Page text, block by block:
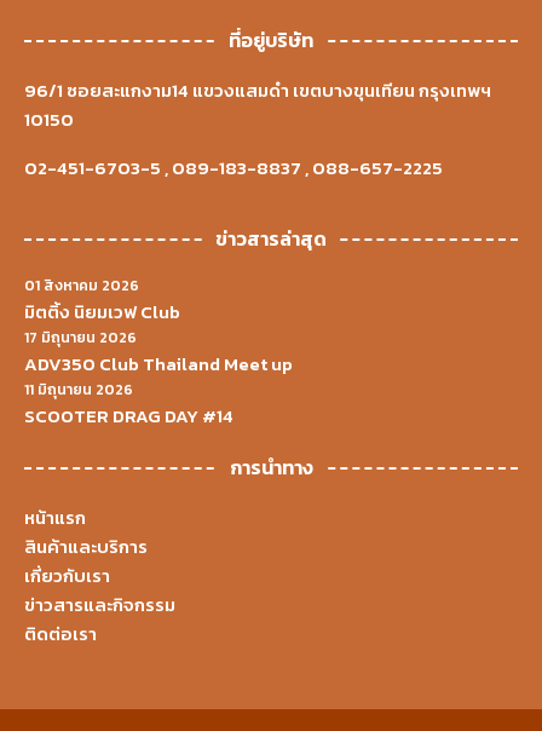
ที่อยู่บริษัท
96/1 ซอยสะแกงาม14 แขวงแสมดำ เขตบางขุนเทียน กรุงเทพฯ
10150
02-451-6703-5,089-183-8837,088-657-2225
ข่าวสารล่าสุด
01 สิงหาคม 2026
มิตติ้ง นิยมเวฟ Club
17 มิถุนายน 2026
ADV350 Club Thailand Meet up
11 มิถุนายน 2026
SCOOTER DRAG DAY #14
การนำทาง
หน้าแรก
สินค้าและบริการ
เกี่ยวกับเรา
ข่าวสารและกิจกรรม
ติดต่อเรา